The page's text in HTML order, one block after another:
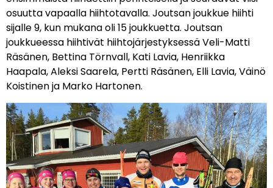
osuutta vapaalla hiihtotavalla. Joutsan joukkue hiihti
sijalle 9, kun mukana oli 15 joukkuetta. Joutsan
joukkueessa hiihtivät hiihtojärjestyksessä Veli-Matti
Räsänen, Bettina Törnvall, Kati Lavia, Henriikka
Haapala, Aleksi Saarela, Pertti Räsänen, Elli Lavia, Väinö
Koistinen ja Marko Hartonen.